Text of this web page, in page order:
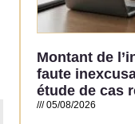
Montant de
faute
étude de cas
05/08/2026